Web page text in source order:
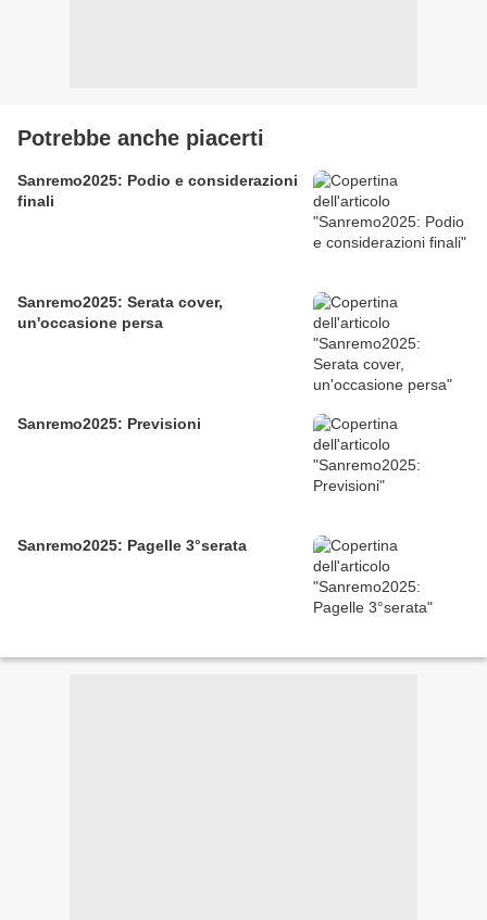
Potrebbe anche piacerti
Sanremo2025: Podio e considerazioni
finali
Sanremo2025: Serata cover,
un'occasione persa
Sanremo2025: Previsioni
Sanremo2025: Pagelle 3°serata